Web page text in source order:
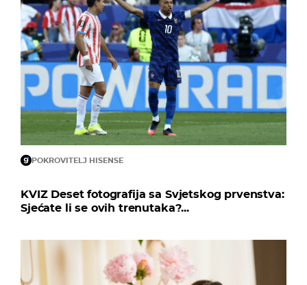
POKROVITELJ HISENSE
KVIZ Deset fotografija sa Svjetskog prvenstva:
Sjećate li se ovih trenutaka?...